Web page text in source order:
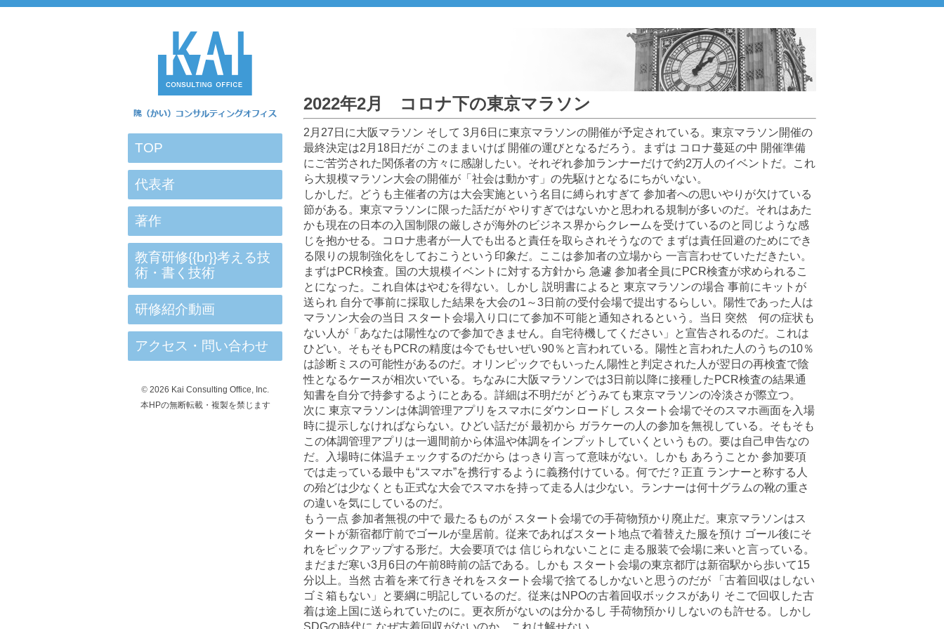
TOP
代表者
著作
教育研修{{br}}考える技
術・書く技術
研修紹介動画
アクセス・問い合わせ
© 2026 Kai Consulting Office, Inc.
本HPの無断転載・複製を禁じます
2022年2月 コロナ下の東京マラソン
2月27日に大阪マラソン そして 3月6日に東京マラソンの開催が予定されている。東京マラソン開催の
最終決定は2月18日だが このままいけば 開催の運びとなるだろう。まずは コロナ蔓延の中 開催準備
にご苦労された関係者の方々に感謝したい。それぞれ参加ランナーだけで約2万人のイベントだ。これ
ら大規模マラソン大会の開催が「社会は動かす」の先駆けとなるにちがいない。
しかしだ。どうも主催者の方は大会実施という名目に縛られすぎて 参加者への思いやりが欠けている
節がある。東京マラソンに限った話だが やりすぎではないかと思われる規制が多いのだ。それはあた
かも現在の日本の入国制限の厳しさが海外のビジネス界からクレームを受けているのと同じような感
じを抱かせる。コロナ患者が一人でも出ると責任を取らされそうなので まずは責任回避のためにでき
る限りの規制強化をしておこうという印象だ。ここは参加者の立場から 一言言わせていただきたい。
まずはPCR検査。国の大規模イベントに対する方針から 急遽 参加者全員にPCR検査が求められるこ
とになった。これ自体はやむを得ない。しかし 説明書によると 東京マラソンの場合 事前にキットが
送られ 自分で事前に採取した結果を大会の1～3日前の受付会場で提出するらしい。陽性であった人は
マラソン大会の当日 スタート会場入り口にて参加不可能と通知されるという。当日 突然 何の症状も
ない人が「あなたは陽性なので参加できません。自宅待機してください」と宣告されるのだ。これは
ひどい。そもそもPCRの精度は今でもせいぜい90％と言われている。陽性と言われた人のうちの10％
は診断ミスの可能性があるのだ。オリンピックでもいったん陽性と判定された人が翌日の再検査で陰
性となるケースが相次いでいる。ちなみに大阪マラソンでは3日前以降に接種したPCR検査の結果通
知書を自分で持参するようにとある。詳細は不明だが どうみても東京マラソンの冷淡さが際立つ。
次に 東京マラソンは体調管理アプリをスマホにダウンロードし スタート会場でそのスマホ画面を入場
時に提示しなければならない。ひどい話だが 最初から ガラケーの人の参加を無視している。そもそも
この体調管理アプリは一週間前から体温や体調をインプットしていくというもの。要は自己申告なの
だ。入場時に体温チェックするのだから はっきり言って意味がない。しかも あろうことか 参加要項
では走っている最中も“スマホ”を携行するように義務付けている。何でだ？正直 ランナーと称する人
の殆どは少なくとも正式な大会でスマホを持って走る人は少ない。ランナーは何十グラムの靴の重さ
の違いを気にしているのだ。
もう一点 参加者無視の中で 最たるものが スタート会場での手荷物預かり廃止だ。東京マラソンはス
タートが新宿都庁前でゴールが皇居前。従来であればスタート地点で着替えた服を預け ゴール後にそ
れをピックアップする形だ。大会要項では 信じられないことに 走る服装で会場に来いと言っている。
まだまだ寒い3月6日の午前8時前の話である。しかも スタート会場の東京都庁は新宿駅から歩いて15
分以上。当然 古着を来て行きそれをスタート会場で捨てるしかないと思うのだが 「古着回収はしない
ゴミ箱もない」と要綱に明記しているのだ。従来はNPOの古着回収ボックスがあり そこで回収した古
着は途上国に送られていたのに。更衣所がないのは分かるし 手荷物預かりしないのも許せる。しかし
SDGの時代に なぜ古着回収がないのか。これは解せない。